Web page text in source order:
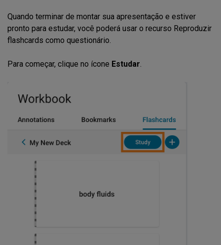
Quando terminar de montar sua apresentação e estiver
pronto para estudar, você poderá usar o recurso Reproduzir
flashcards como questionário.
Para começar, clique no ícone Estudar.